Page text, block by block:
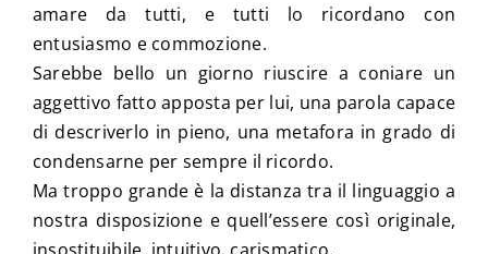
amare da tutti, e tutti lo ricordano con
entusiasmo e commozione.
Sarebbe bello un giorno riuscire a coniare un
aggettivo fatto apposta per lui, una parola capace
di descriverlo in pieno, una metafora in grado di
condensarne per sempre il ricordo.
Ma troppo grande è la distanza tra il linguaggio a
nostra disposizione e quell’essere così originale,
insostituibile, intuitivo, carismatico.